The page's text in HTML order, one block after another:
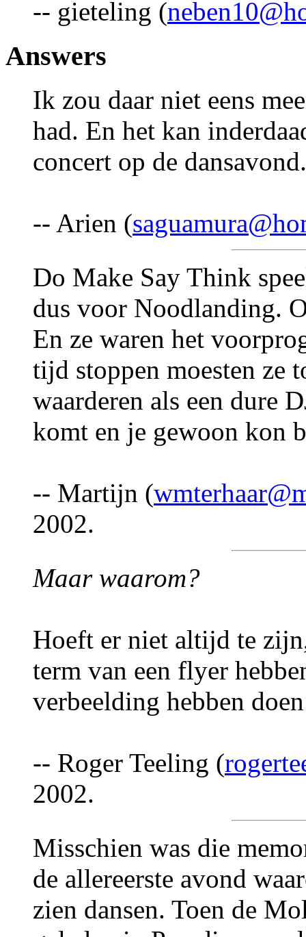
-- gieteling (
Answers
Ik zou daar niet eens
had. En het kan
concert op de dansavond.
-- Arien (
Do Make Say Think
dus voor Noodlanding.
En ze waren het
tijd stoppen moesten ze
waarderen als een dure
komt en je gewoon kon
-- Martijn (
2002.
Maar waarom?
Hoeft er niet altijd te
term van een flyer
verbeelding hebben
-- Roger Teeling (
2002.
Misschien was die
de allereerste avond
zien dansen. Toen de